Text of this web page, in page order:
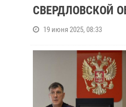
СВЕРДЛОВСКОЙ
19 июня 2025, 08:33